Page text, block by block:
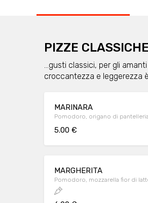
PIZZE CLASSICHE
...gusti classici, per gli
croccantezza e leggerezza
MARINARA
Pomodoro, origano di
5.00 €
MARGHERITA
Pomodoro, mozzarella fior di